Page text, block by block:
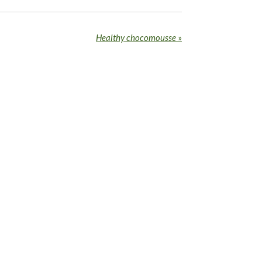
Healthy chocomousse »